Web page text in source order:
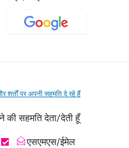
शर्तों पर अपनी सहमति दे रहे हैं
की सहमति देता/देती हूँ
एसएमएस/ईमेल